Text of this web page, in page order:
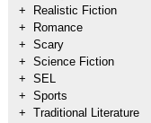
+
Realistic Fiction
+
Romance
+ Scary
+ Science Fiction
+ SEL
+ Sports
+ Traditional Literature